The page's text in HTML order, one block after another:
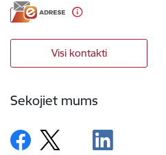
Visi kontakti
Sekojiet mums